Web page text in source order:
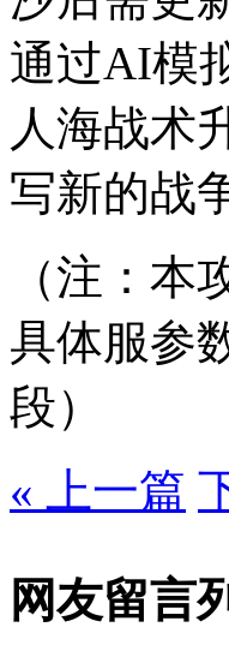
通过AI模
人海战术
写新的战
（注：
具体服参
段）
« 上一篇
网友留言